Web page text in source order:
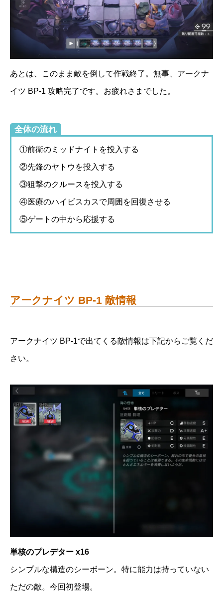
あとは、このまま敵を倒して作戦終了。無事、アークナ
イツ BP-1 攻略完了です。お疲れさまでした。
全体の流れ
①前衛のミッドナイトを投入する
②先鋒のヤトウを投入する
③狙撃のクルースを投入する
④医療のハイビスカスで周囲を回復させる
⑤ゲートの中から応援する
アークナイツ BP-1 敵情報
アークナイツ BP-1で出てくる敵情報は下記からご覧くだ
さい。
単核のプレデター x16
シンプルな構造のシーボーン。特に能力は持っていない
ただの敵。今回初登場。